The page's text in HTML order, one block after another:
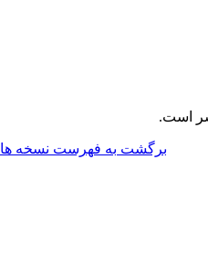
است.
برگشت به فهرست نسخه ها